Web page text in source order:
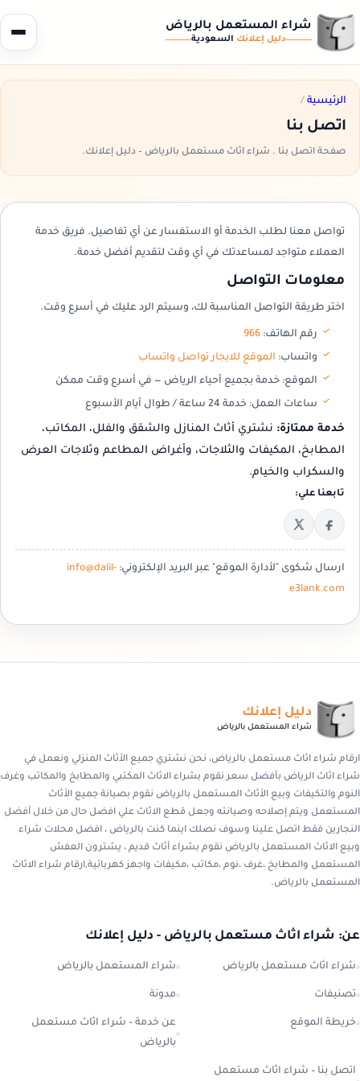
شراء المستعمل بالرياض
دليل إعلانك السعودية
الرئيسية /
اتصل بنا
صفحة اتصل بنا . شراء اثاث مستعمل بالرياض – دليل إعلانك.
تواصل معنا لطلب الخدمة أو الاستفسار عن أي تفاصيل. فريق خدمة
العملاء متواجد لمساعدتك في أي وقت لتقديم أفضل خدمة.
معلومات التواصل
اختر طريقة التواصل المناسبة لك، وسيتم الرد عليك في أسرع وقت.
رقم الهاتف: 966
واتساب: الموقع للايجار تواصل واتساب
الموقع: خدمة بجميع أحياء الرياض — في أسرع وقت ممكن
ساعات العمل: خدمة 24 ساعة / طوال أيام الأسبوع
خدمة ممتازة: نشتري أثاث المنازل والشقق والفلل، المكاتب،
المطابخ، المكيفات والثلاجات، وأغراض المطاعم وثلاجات العرض
والسكراب والخيام.
تابعنا علي:
ارسال شكوى "لأدارة الموقع" عبر البريد الإلكتروني: info@dalil-
e3lank.com
دليل إعلانك
شراء المستعمل بالرياض
ارقام شراء اثاث مستعمل بالرياض، نحن نشتري جميع الأثاث المنزلي ونعمل في
شراء اثاث الرياض بأفضل سعر نقوم بشراء الاثاث المكتبي والمطابخ والمكاتب وغرف
النوم والتكيفات وبيع الأثاث المستعمل بالرياض نقوم بصيانة جميع الأثاث
المستعمل ويتم إصلاحه وصيانته وجعل قطع الاثاث علي افضل حال من خلال أفضل
النجارين فقط اتصل علينا وسوف نصلك اينما كنت بالرياض ، افضل محلات شراء
وبيع الاثاث المستعمل بالرياض نقوم بشراء أثاث قديم ، يشترون العفش
المستعمل والمطابخ ،غرف ،نوم ،مكاتب ،مكيفات واجهز كهربائية,ارقام شراء الاثاث
المستعمل بالرياض.
عن: شراء اثاث مستعمل بالرياض - دليل إعلانك
شراء اثاث مستعمل بالرياض شراء المستعمل بالرياض
تصنيفات مدونة
خريطة الموقع
عن خدمة – شراء اثاث مستعمل
بالرياض
اتصل بنا – شراء اثاث مستعمل